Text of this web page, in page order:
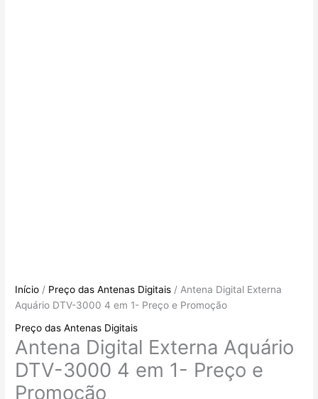
Início / Preço das Antenas Digitais / Antena Digital Externa
Aquário DTV-3000 4 em 1- Preço e Promoção
Preço das Antenas Digitais
Antena Digital Externa Aquário
DTV-3000 4 em 1- Preço e
Promoção